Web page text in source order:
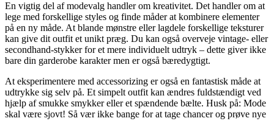
En vigtig del af modevalg handler om kreativitet. Det handler om at
lege med forskellige styles og finde måder at kombinere elementer
på en ny måde. At blande mønstre eller lagdele forskellige teksturer
kan give dit outfit et unikt præg. Du kan også overveje vintage- eller
secondhand-stykker for et mere individuelt udtryk – dette giver ikke
bare din garderobe karakter men er også bæredygtigt.
At eksperimentere med accessorizing er også en fantastisk måde at
udtrykke sig selv på. Et simpelt outfit kan ændres fuldstændigt ved
hjælp af smukke smykker eller et spændende bælte. Husk på: Mode
skal være sjovt! Så vær ikke bange for at tage chancer og prøve nye